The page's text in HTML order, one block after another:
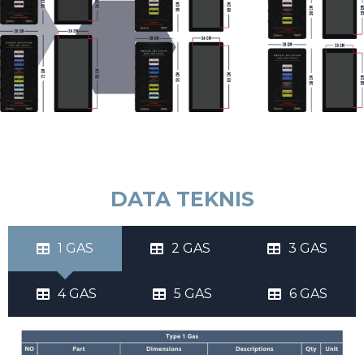
DATA TEKNIS
1 GAS 2 GAS 3 GAS
4 GAS 5 GAS 6 GAS